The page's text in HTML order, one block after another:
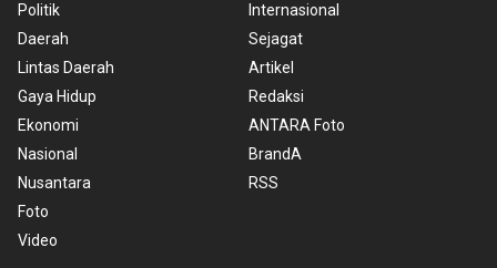
Politik
Daerah
Lintas Daerah
Gaya Hidup
Ekonomi
Nasional
Nusantara
Foto
Video
Internasional
Sejagat
Artikel
Redaksi
ANTARA Foto
BrandA
RSS